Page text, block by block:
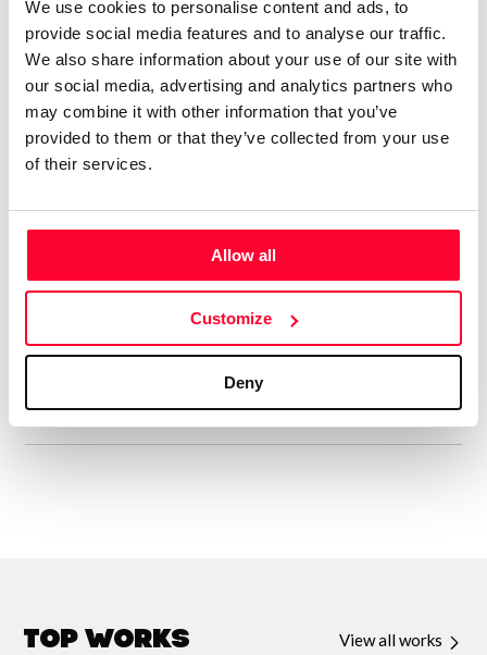
We use cookies to personalise content and ads, to
provide social media features and to analyse our traffic.
We also share information about your use of our site with
our social media, advertising and analytics partners who
may combine it with other information that you’ve
provided to them or that they’ve collected from your use
of their services.
Allow all
Customize
Deny
Tengo 74 álbumes en el mercado
digital, con el alias de aRPA”
Soy licenciado en Historia Antigua. Siempre me ha gustado
la música, y he tocado y compuesto en un grupo de rock
celta allá por los ochenta. En música tengo un año de piano,
soy muy fan del hard rock de los 70, la música clásica,
sobre todo Beethoven, y la Ópera, en la que me declaro fan
de Wagner y los compositores rusos del Grupo de lis Cinco.
así que me viene de lejos. En ese estilo admiro sobre todo a
Vangelis y Kitaro.
Top Works View all works